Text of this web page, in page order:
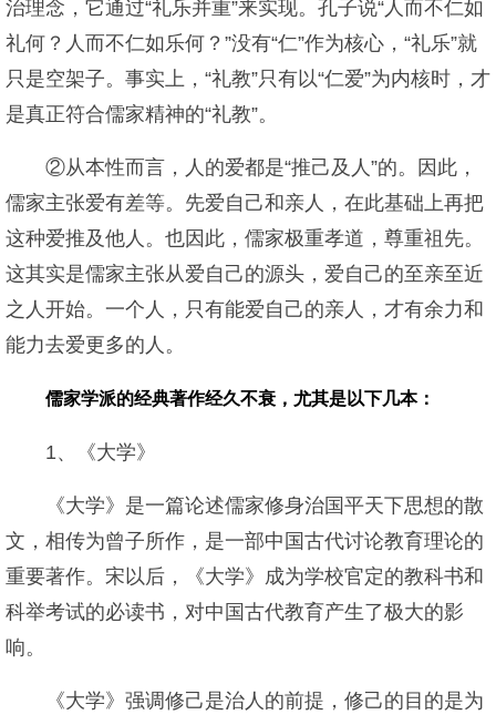
治理念，它通过“礼乐并重”来实现。孔子说“人而不仁如
礼何？人而不仁如乐何？”没有“仁”作为核心，“礼乐”就
只是空架子。事实上，“礼教”只有以“仁爱”为内核时，才
是真正符合儒家精神的“礼教”。
②从本性而言，人的爱都是“推己及人”的。因此，
儒家主张爱有差等。先爱自己和亲人，在此基础上再把
这种爱推及他人。也因此，儒家极重孝道，尊重祖先。
这其实是儒家主张从爱自己的源头，爱自己的至亲至近
之人开始。一个人，只有能爱自己的亲人，才有余力和
能力去爱更多的人。
儒家学派的经典著作经久不衰，尤其是以下几本：
1、《大学》
《大学》是一篇论述儒家修身治国平天下思想的散
文，相传为曾子所作，是一部中国古代讨论教育理论的
重要著作。宋以后，《大学》成为学校官定的教科书和
科举考试的必读书，对中国古代教育产生了极大的影
响。
《大学》强调修己是治人的前提，修己的目的是为